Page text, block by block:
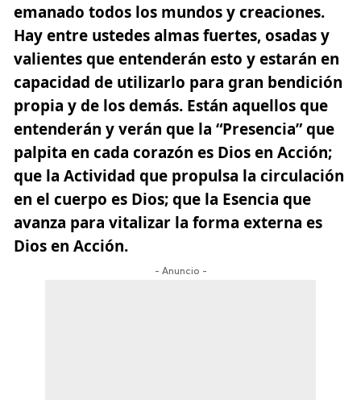
emanado todos los mundos y creaciones.
Hay entre ustedes almas fuertes, osadas y
valientes que entenderán esto y estarán en
capacidad de utilizarlo para gran bendición
propia y de los demás. Están aquellos que
entenderán y verán que la “Presencia” que
palpita en cada corazón es Dios en Acción;
que la Actividad que propulsa la circulación
en el cuerpo es Dios; que la Esencia que
avanza para vitalizar la forma externa es
Dios en Acción.
- Anuncio -